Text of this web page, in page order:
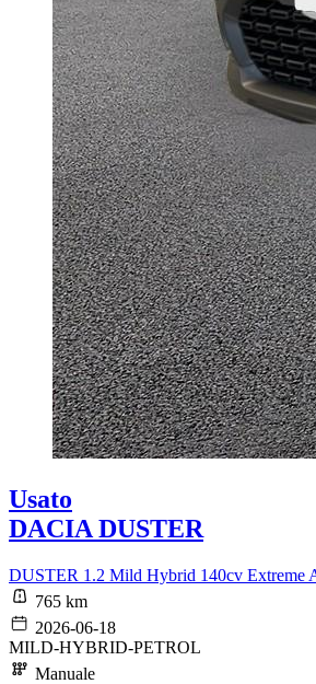
Usato
DACIA DUSTER
DUSTER 1.2 Mild Hybrid 140cv Extreme
765 km
2026-06-18
MILD-HYBRID-PETROL
Manuale